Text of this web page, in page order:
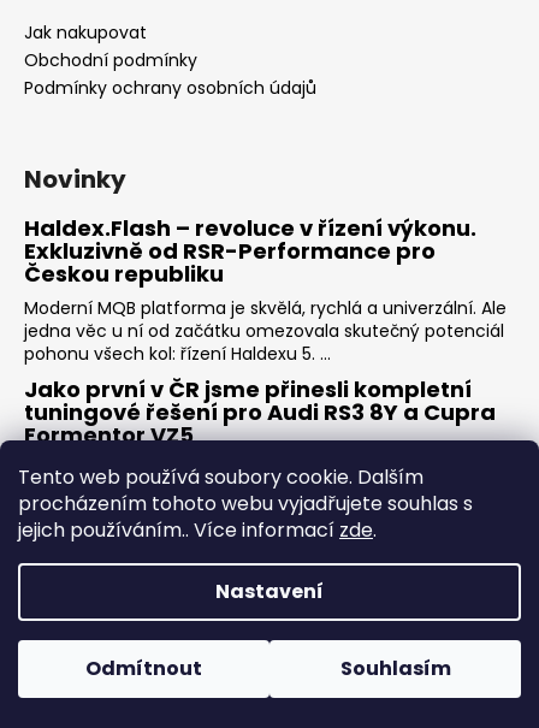
Tento web používá soubory cookie. Dalším
procházením tohoto webu vyjadřujete souhlas s
jejich používáním.. Více informací zde.
Nastavení
Odmítnout Souhlasím
Jak nakupovat
Obchodní podmínky
Podmínky ochrany osobních údajů
Novinky
Haldex.Flash – revoluce v řízení výkonu.
Exkluzivně od RSR-Performance pro
Českou republiku
Moderní MQB platforma je skvělá, rychlá a univerzální. Ale
jedna věc u ní od začátku omezovala skutečný potenciál
pohonu všech kol: řízení Haldexu 5. ...
Jako první v ČR jsme přinesli kompletní
tuningové řešení pro Audi RS3 8Y a Cupra
Formentor VZ5
Svět moderních úprav pětiválcových Audi vstoupil do
nové éry. Modely Audi RS3 8Y a Cupra Formentor VZ5 s
motory 2.5 TFSI DNWB/DNWC dorazily s ještě vy...
Jako první v ČR jsme úspěšně prolomili a
optimalizovali uzamčenou řídicí jednotku
Audi RS6 C8, RS7 C8 a RSQ8 modelového
roku 2023+
Svět úprav moderních Audi vstoupil do nové éry. Modely
RS6 C8, RS7 C8 a RSQ8 vybavené motorem 4.0 TFSI V8
Biturbo prošly v roce 2023 zásadní změnou — ...